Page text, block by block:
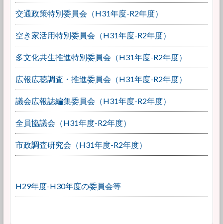
交通政策特別委員会（H31年度-R2年度）
空き家活用特別委員会（H31年度-R2年度）
多文化共生推進特別委員会（H31年度-R2年度）
広報広聴調査・推進委員会（H31年度-R2年度）
議会広報誌編集委員会（H31年度-R2年度）
全員協議会（H31年度-R2年度）
市政調査研究会（H31年度-R2年度）
H29年度-H30年度の委員会等